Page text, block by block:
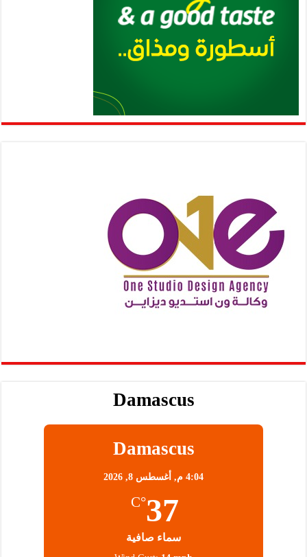
Damascus
Damascus
4:04 م, أغسطس 8, 2026
37
°C
سماء صافية